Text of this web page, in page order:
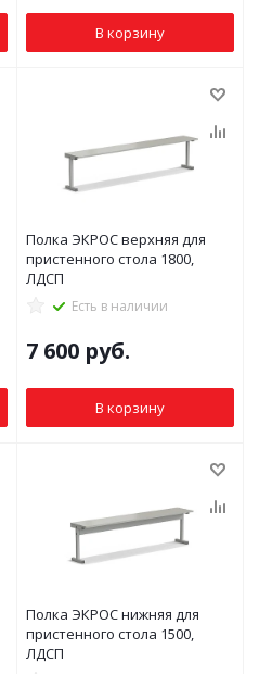
В корзину
Полка ЭКРОС верхняя для
пристенного стола 1800,
ЛДСП
Есть в наличии
7 600 руб.
В корзину
Полка ЭКРОС нижняя для
пристенного стола 1500,
ЛДСП